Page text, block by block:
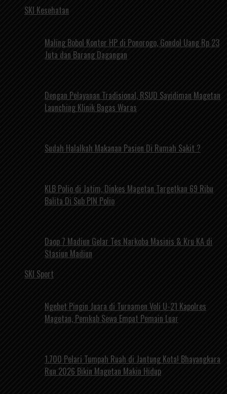
SKI Kesehatan
Maling Bobol Konter HP di Ponorogo, Gondol Uang Rp 23
Juta dan Barang Dagangan
Dengan Pelayanan Tradisional, RSUD Sayidiman Magetan
Launching Klinik Bagas Waras
Sudah Halalkah Makanan Pasien Di Rumah Sakit ?
KLB Polio di Jatim, Dinkes Magetan Targetkan 69 Ribu
Balita Di Sub PIN Polio
Daop 7 Madiun Gelar Tes Narkoba Masinis & Kru KA di
Stasiun Madiun
SKI Sport
Ngebet Pingin Juara di Turnamen Voli U-21 Kapolres
Magetan, Pemkab Sewa Empat Pemain Luar
1.700 Pelari Tumpah Ruah di Jantung Kota! Bhayangkara
Run 2026 Bikin Magetan Makin Hidup